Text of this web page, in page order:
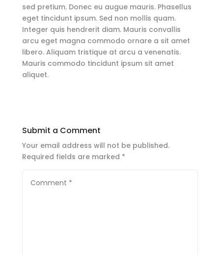
sed pretium. Donec eu augue mauris. Phasellus
eget tincidunt ipsum. Sed non mollis quam.
Integer quis hendrerit diam. Mauris convallis
arcu eget magna commodo ornare a sit amet
libero. Aliquam tristique at arcu a venenatis.
Mauris commodo tincidunt ipsum sit amet
aliquet.
Submit a Comment
Your email address will not be published.
Required fields are marked *